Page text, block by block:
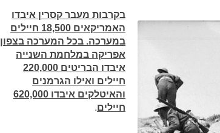
בקרבות מעבר קסרין איבדו
האמריקאים 18,500 חיילים
במערכה. בכל המערכה בצפון
אפריקה במלחמת השנייה
איבדו הבריטים 220,000
חיילים ואילו הגרמנים
והאיטלקים איבדו 620,000
חיילים.